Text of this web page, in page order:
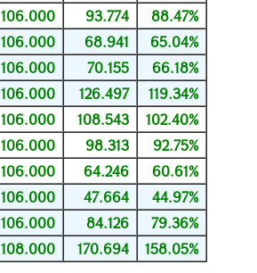
106.000 93.774 88.47%
106.000 68.941 65.04%
106.000 70.155 66.18%
106.000 126.497 119.34%
106.000 108.543 102.40%
106.000 98.313 92.75%
106.000 64.246 60.61%
106.000 47.664 44.97%
106.000 84.126 79.36%
108.000 170.694 158.05%